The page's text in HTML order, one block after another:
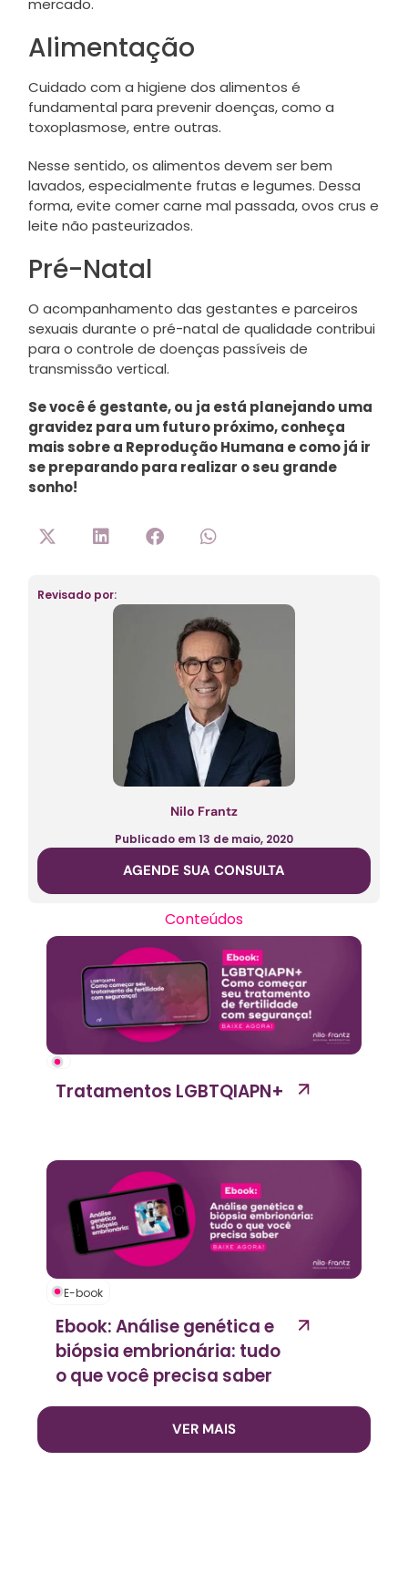
mercado.
Alimentação
Cuidado com a higiene dos alimentos é
fundamental para prevenir doenças, como a
toxoplasmose, entre outras.
Nesse sentido, os alimentos devem ser bem
lavados, especialmente frutas e legumes. Dessa
forma, evite comer carne mal passada, ovos crus e
leite não pasteurizados.
Pré-Natal
O acompanhamento das gestantes e parceiros
sexuais durante o pré-natal de qualidade contribui
para o controle de doenças passíveis de
transmissão vertical.
Se você é gestante, ou ja está planejando uma
gravidez para um futuro próximo, conheça
mais sobre a Reprodução Humana e como já ir
se preparando para realizar o seu grande
sonho!
Revisado por:
Nilo Frantz
Publicado em13 de maio, 2020
AGENDE SUA CONSULTA
Conteúdos
Tratamentos LGBTQIAPN+
E-book
Ebook: Análise genética e
biópsia embrionária: tudo
o que você precisa saber
VER MAIS